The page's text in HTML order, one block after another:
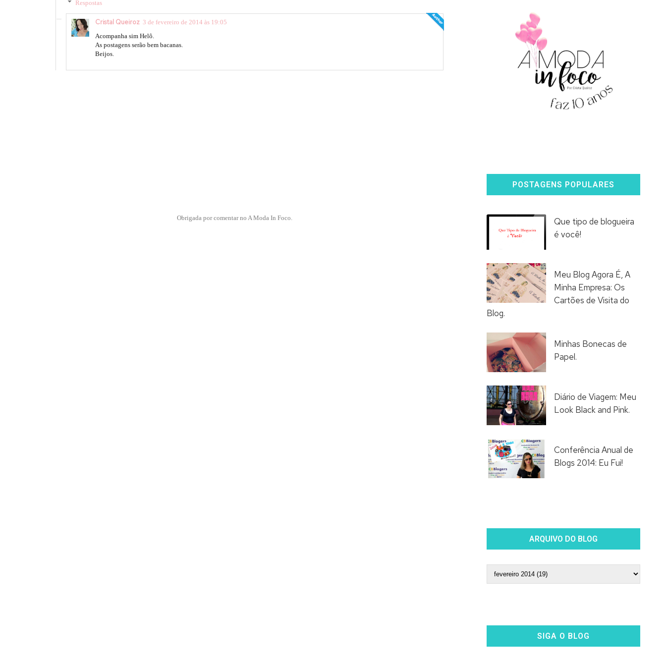
Respostas
Cristal Queiroz 3 de fevereiro de 2014 às 19:05
Acompanha sim Helô.
As postagens serão bem bacanas.
Beijos.
Obrigada por comentar no A Moda In Foco.
POSTAGENS POPULARES
Que tipo de blogueira
é você!
Meu Blog Agora É, A
Minha Empresa: Os
Cartões de Visita do
Blog.
Minhas Bonecas de
Papel.
Diário de Viagem: Meu
Look Black and Pink.
Conferência Anual de
Blogs 2014: Eu Fui!
ARQUIVO DO BLOG
SIGA O BLOG